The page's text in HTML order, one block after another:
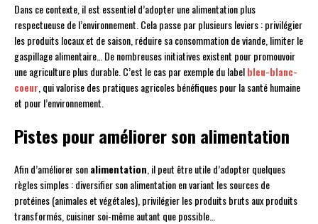
Dans ce contexte, il est essentiel d’adopter une alimentation plus
respectueuse de l’environnement. Cela passe par plusieurs leviers : privilégier
les produits locaux et de saison, réduire sa consommation de viande, limiter le
gaspillage alimentaire… De nombreuses initiatives existent pour promouvoir
une agriculture plus durable. C’est le cas par exemple du labelbleu-blanc-
coeur , qui valorise des pratiques agricoles bénéfiques pour la santé humaine
et pour l’environnement.
Pistes pour améliorer son alimentation
Afin d’améliorer sonalimentation , il peut être utile d’adopter quelques
règles simples : diversifier son alimentation en variant les sources de
protéines (animales et végétales), privilégier les produits bruts aux produits
transformés, cuisiner soi-même autant que possible…